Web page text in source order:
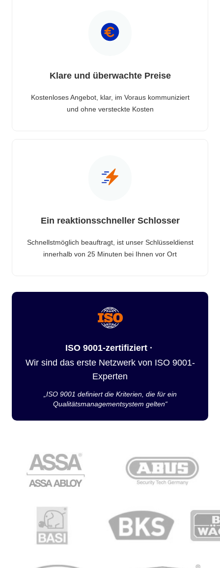
Klare und überwachte Preise
Kostenloses Angebot, klar, im Voraus kommuniziert
und ohne versteckte Kosten
Ein reaktionsschneller Schlosser
Schnellstmöglich beauftragt, ist unser Schlüsseldienst
innerhalb von 25 Minuten bei Ihnen vor Ort
ISO 9001-zertifiziert ·
Wir sind das erste Netzwerk von ISO 9001-
Experten
„ISO 9001 definiert die Kriterien, die für ein
Qualitätsmanagementsystem gelten“